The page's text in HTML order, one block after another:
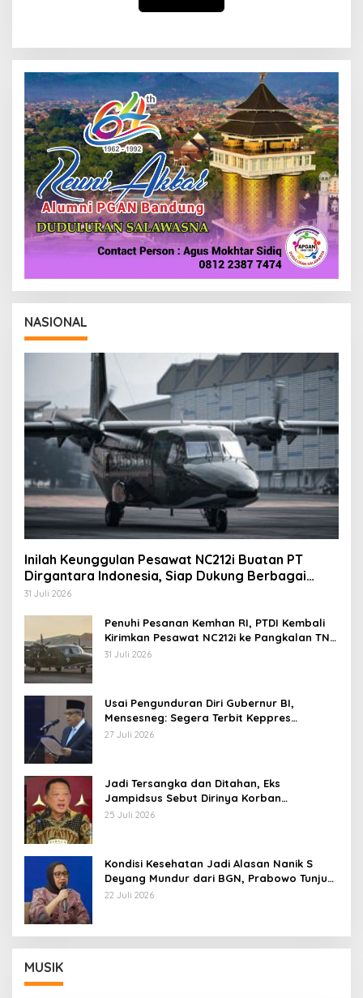
NASIONAL
Inilah Keunggulan Pesawat NC212i Buatan PT
Dirgantara Indonesia, Siap Dukung Berbagai
Operasi TNI
31 Juli 2026
Penuhi Pesanan Kemhan RI, PTDI Kembali
Kirimkan Pesawat NC212i ke Pangkalan TNI
AU
31 Juli 2026
Usai Pengunduran Diri Gubernur BI,
Mensesneg: Segera Terbit Keppres
Pemberhentian dengan Hormat
27 Juli 2026
Jadi Tersangka dan Ditahan, Eks
Jampidsus Sebut Dirinya Korban
Kriminalisasi
25 Juli 2026
Kondisi Kesehatan Jadi Alasan Nanik S
Deyang Mundur dari BGN, Prabowo Tunjuk
Wamentan Sudaryono
22 Juli 2026
MUSIK